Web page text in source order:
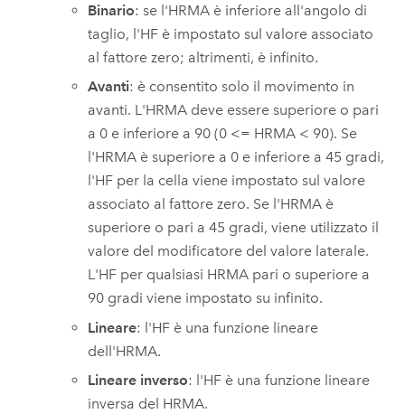
Binario: se l'HRMA è inferiore all'angolo di
taglio, l'HF è impostato sul valore associato
al fattore zero; altrimenti, è infinito.
Avanti: è consentito solo il movimento in
avanti. L'HRMA deve essere superiore o pari
a 0 e inferiore a 90 (0 <= HRMA < 90). Se
l'HRMA è superiore a 0 e inferiore a 45 gradi,
l'HF per la cella viene impostato sul valore
associato al fattore zero. Se l'HRMA è
superiore o pari a 45 gradi, viene utilizzato il
valore del modificatore del valore laterale.
L'HF per qualsiasi HRMA pari o superiore a
90 gradi viene impostato su infinito.
Lineare: l'HF è una funzione lineare
dell'HRMA.
Lineare inverso: l'HF è una funzione lineare
inversa del HRMA.